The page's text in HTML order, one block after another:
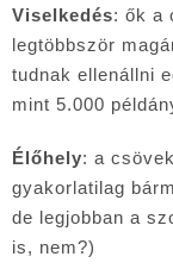
Viselkedés: ők a
legtöbbször
tudnak ellenállni
mint 5.000
Élőhely: a
gyakorlatilag
de legjobban a
is, nem?)